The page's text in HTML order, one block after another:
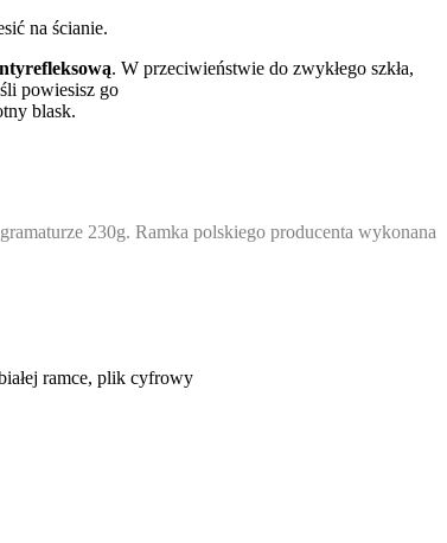
na ścianie.
. W przeciwieństwie do zwykłego szkła,
powiesisz go
blask.
230g. Ramka polskiego producenta wykonana
ramce, plik cyfrowy